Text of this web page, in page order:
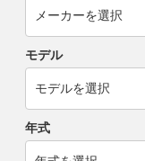
モデル
年式